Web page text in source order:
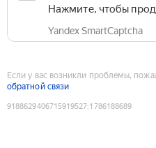
Нажмите, чтобы
Yandex SmartCaptcha
Если у вас возникли проблемы,
обратной связи
9188629406715919527:1786188689